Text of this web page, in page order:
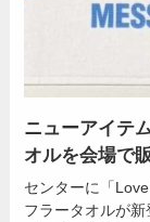
ニューアイテ
オルを会場で
センターに「
フラータオルが